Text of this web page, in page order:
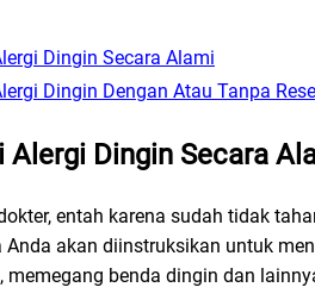
Dingin Secara Alami
Dingin Dengan Atau Tanpa
Alergi Dingin Secara
entah karena sudah tidak
akan diinstruksikan untuk
memegang benda dingin dan